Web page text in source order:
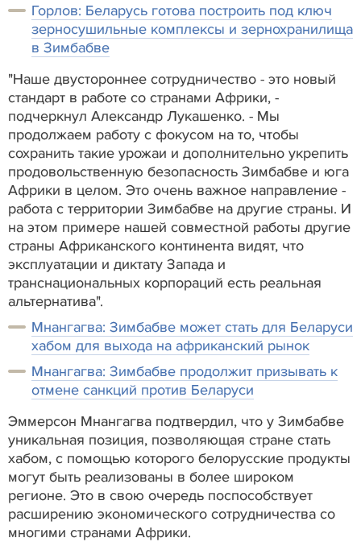
Горлов: Беларусь готова построить под ключ
зерносушильные комплексы и зернохранилища
в Зимбабве
"Наше двустороннее сотрудничество - это новый
стандарт в работе со странами Африки, -
подчеркнул Александр Лукашенко. - Мы
продолжаем работу с фокусом на то, чтобы
сохранить такие урожаи и дополнительно укрепить
продовольственную безопасность Зимбабве и юга
Африки в целом. Это очень важное направление -
работа с территории Зимбабве на другие страны. И
на этом примере нашей совместной работы другие
страны Африканского континента видят, что
эксплуатации и диктату Запада и
транснациональных корпораций есть реальная
альтернатива".
Мнангагва: Зимбабве может стать для Беларуси
хабом для выхода на африканский рынок
Мнангагва: Зимбабве продолжит призывать к
отмене санкций против Беларуси
Эммерсон Мнангагва подтвердил, что у Зимбабве
уникальная позиция, позволяющая стране стать
хабом, с помощью которого белорусские продукты
могут быть реализованы в более широком
регионе. Это в свою очередь поспособствует
расширению экономического сотрудничества со
многими странами Африки.